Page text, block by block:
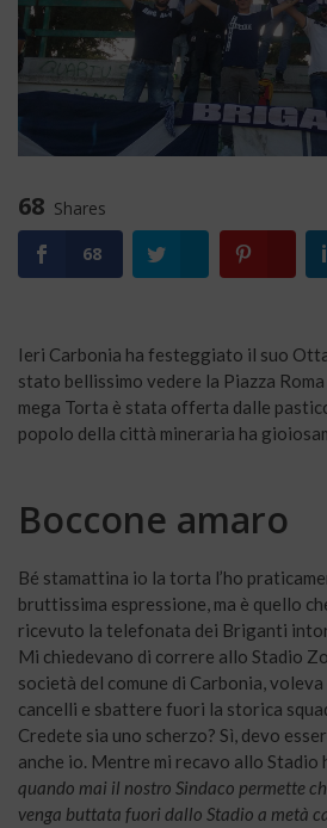
68 Shares
68
Ieri Carbonia ha festeggiato il suo
stato bellissimo vedere la Piazza
mega Torta è stata offerta dalle
popolo della città mineraria ha
Boccone amaro
Bé stamattina io la torta l’ho
bruttissima espressione, ma è quello
ricevuto la telefonata dei Briganti
Mi chiedevano di correre allo Stadio
società del comune di Carbonia,
cancelli e sbattere fuori la storica
Credete sia uno scherzo? Sì, devo
anche io. Mentre mi recavo allo Stadio
quando mai il nostro Sindaco permette
venga buttata fuori dallo Stadio a metà